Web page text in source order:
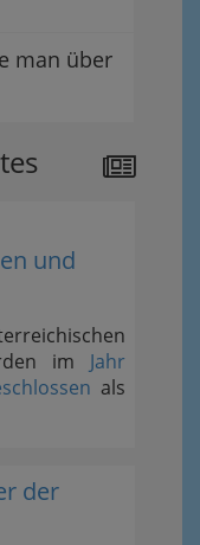
man über
und
im Jahr
als
der